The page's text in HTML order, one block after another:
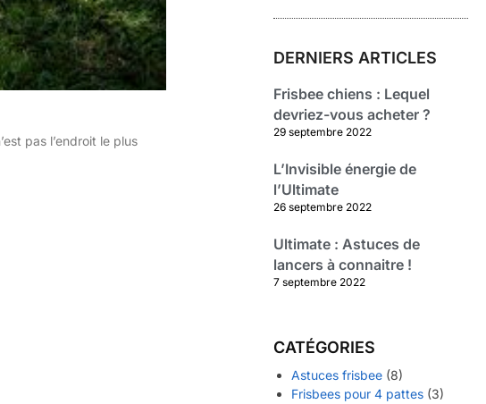
DERNIERS ARTICLES
Frisbee chiens : Lequel
devriez-vous acheter ?
29 septembre 2022
L’Invisible énergie de
l’Ultimate
26 septembre 2022
Ultimate : Astuces de
lancers à connaitre !
7 septembre 2022
CATÉGORIES
Astuces frisbee(8)
Frisbees pour 4 pattes(3)
pas l’endroit le plus